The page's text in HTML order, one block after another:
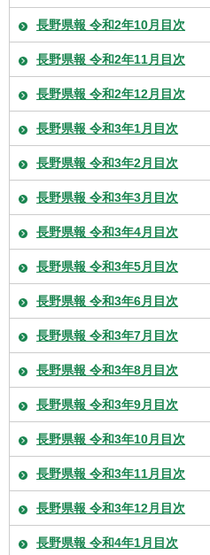
長野県報 令和2年10月目次
長野県報 令和2年11月目次
長野県報 令和2年12月目次
長野県報 令和3年1月目次
長野県報 令和3年2月目次
長野県報 令和3年3月目次
長野県報 令和3年4月目次
長野県報 令和3年5月目次
長野県報 令和3年6月目次
長野県報 令和3年7月目次
長野県報 令和3年8月目次
長野県報 令和3年9月目次
長野県報 令和3年10月目次
長野県報 令和3年11月目次
長野県報 令和3年12月目次
長野県報 令和4年1月目次